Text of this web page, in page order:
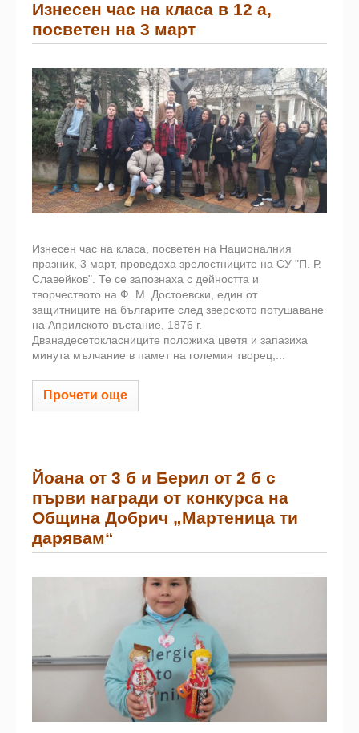
Изнесен час на класа в 12 а,
посветен на 3 март
Изнесен час на класа, посветен на Националния
празник, 3 март, проведоха зрелостниците на СУ "П. Р.
Славейков". Те се запознаха с дейността и
творчеството на Ф. М. Достоевски, един от
защитниците на българите след зверското потушаване
на Априлското въстание, 1876 г.
Дванадесетокласниците положиха цветя и запазиха
минута мълчание в памет на големия творец,...
Прочети още
Йоана от 3 б и Берил от 2 б с
първи награди от конкурса на
Община Добрич „Мартеница ти
дарявам“